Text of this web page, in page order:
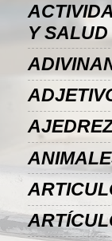
Y SALUD